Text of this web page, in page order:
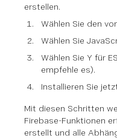
erstellen.
Wählen Sie den
Wählen Sie
Wählen Sie Y für
empfehle es).
Installieren Sie
Mit diesen Schritten
Firebase-Funktionen
erstellt und alle